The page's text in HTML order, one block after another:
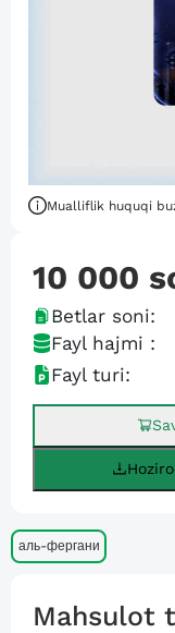
Mualliflik huquqi
10 000
Betlar soni:
Fayl hajmi :
Fayl turi:
аль-фергани
Mahsulot